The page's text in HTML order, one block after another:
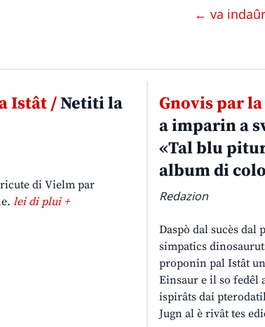
← va indaûr
Istât /Netiti la
di Vielm par
lei di plui +
Gnovis par
a imparin a
«Tal blu
album di
Redazion
Daspò dal sucès
simpatics
proponin pal Istât
Einsaur e il so fedêl
ispirâts dai
Jugn al è rivât tes